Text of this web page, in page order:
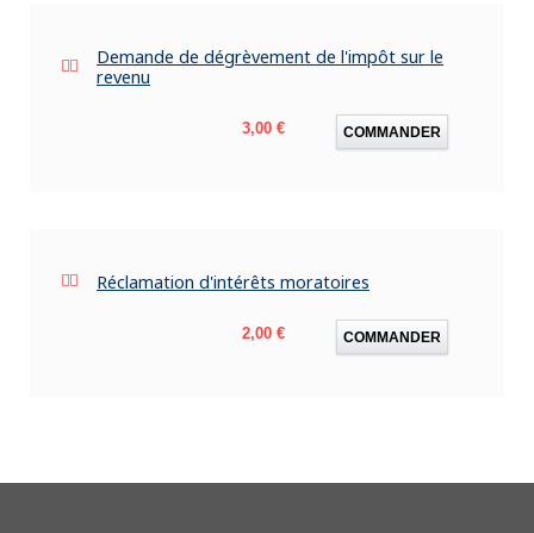
Demande de dégrèvement de l'impôt sur le
revenu
Prix
3,00 € COMMANDER
Réclamation d'intérêts moratoires
Prix
2,00 € COMMANDER